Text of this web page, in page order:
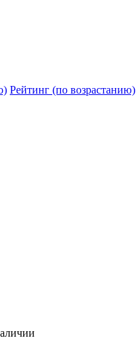
Рейтинг (по возрастанию)